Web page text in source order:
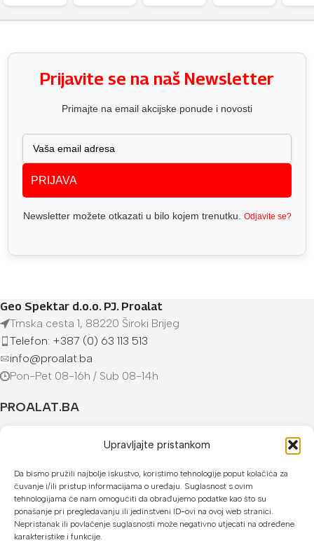
Upravljajte pristankom
Da bismo pružili najbolje iskustvo, koristimo tehnologije poput kolačića za
čuvanje i/ili pristup informacijama o uređaju. Suglasnost s ovim
tehnologijama će nam omogućiti da obrađujemo podatke kao što su
ponašanje pri pregledavanju ili jedinstveni ID-ovi na ovoj web stranici.
Nepristanak ili povlačenje suglasnosti može negativno utjecati na određene
karakteristike i funkcije.
Prijavite se na naš Newsletter
Primajte na email akcijske ponude i novosti
PRIJAVA
Newsletter možete otkazati u bilo kojem trenutku. Odjavite se?
Geo Spektar d.o.o. PJ. Proalat
Trnska cesta 1, 88220 Široki Brijeg
Telefon: +387 (0) 63 113 513
info@proalat.ba
Pon-Pet 08-16h / Sub 08-14h
PROALAT.BA
UVJETI KUPOVINE
NAČINI PLAĆANJA
U našoj web trgovini možete platiti:
Kreditnim karticama jednokratno ili do 24 rate